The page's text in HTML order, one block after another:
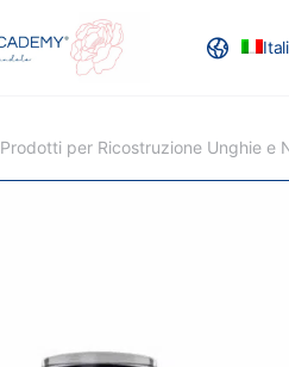
Prodotti per Ricostruzione Unghie e